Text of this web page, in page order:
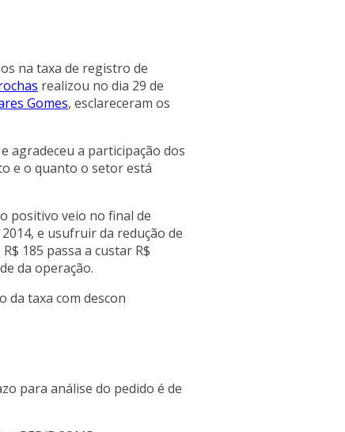
na taxa de registro de
realizou no dia 29 de
Gomes, esclareceram os
agradeceu a participação dos
e o quanto o setor está
positivo veio no final de
e usufruir da redução de
185 passa a custar R$
da operação.
taxa com descon
para análise do pedido é de